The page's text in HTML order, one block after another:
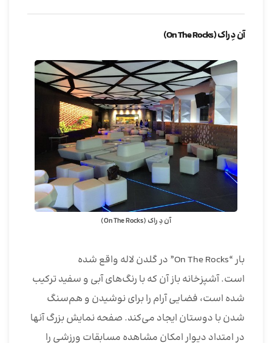
آن دِ راک (On The Rocks)
آن دِ راک (On The Rocks)
بار “On The Rocks” در گلدن لاله واقع شده
است. آشپزخانه باز آن که با رنگ‌های آبی و سفید ترکیب
شده است، فضایی آرام را برای نوشیدن و هم‌سنگ
شدن با دوستان ایجاد می‌کند. صفحه نمایش بزرگ آنها
در امتداد دیوار امکان مشاهده مسابقات ورزشی را